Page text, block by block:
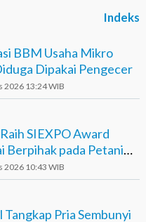
Indeks
BBM Usaha Mikro
Dipakai Pengecer
2026 13:24 WIB
SIEXPO Award
Berpihak pada Petani
2026 10:43 WIB
Tangkap Pria Sembunyi